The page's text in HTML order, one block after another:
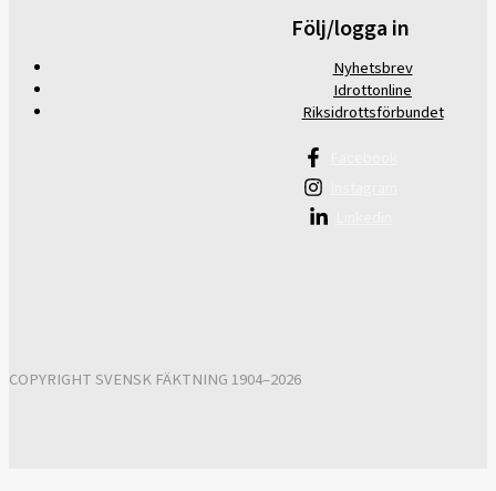
Följ/logga in
Nyhetsbrev
Idrottonline
Riksidrottsförbundet
COPYRIGHT SVENSK FÄKTNING 1904–2026